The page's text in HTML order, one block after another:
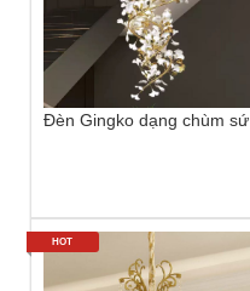
Đèn Gingko dạng chùm sứ
HOT